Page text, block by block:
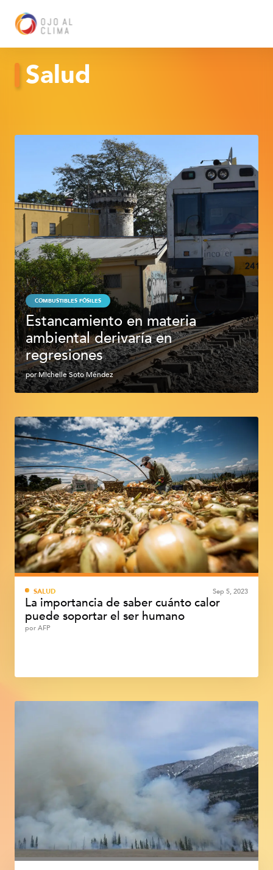
Salud
COMBUSTIBLES FÓSILES
Estancamiento en materia
ambiental derivaría en
regresiones
porMichelle Soto Méndez
SALUD Sep 5, 2023
La importancia de saber cuánto calor
puede soportar el ser humano
por AFP